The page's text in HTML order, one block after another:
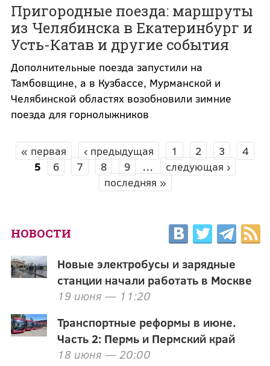
Пригородные поезда: маршруты
из Челябинска в Екатеринбург и
Усть-Катав и другие события
Дополнительные поезда запустили на
Тамбовщине, а в Кузбассе, Мурманской и
Челябинской областях возобновили зимние
поезда для горнолыжников
СТРАНИЦЫ
« первая ‹ предыдущая 1 2 3
4
5
6 7 8 9 …
следующая ›
последняя »
НОВОСТИ
Новые электробусы и зарядные
станции начали работать в Москве
19 июня — 11:20
Транспортные реформы в июне.
Часть 2: Пермь и Пермский край
18 июня — 20:00